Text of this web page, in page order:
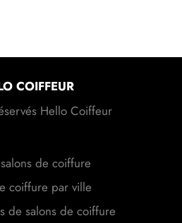
COIFFEUR
Hello Coiffeur
de coiffure
coiffure par ville
de salons de coiffure